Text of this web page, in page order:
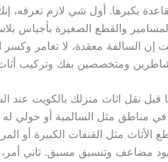
بكبرها. أول شي لازم تعرفه،
والقطع الصغيرة بأجياس
إن السالفة معقدة، لا تغامر وكسر
ومتخصصين بفك وتركيب أثاث
في مناطق مثل السالمية أو حولي
مثل القنفات الكبيرة أو
مضاعف وتنسيق مسبق. ثاني أمر،